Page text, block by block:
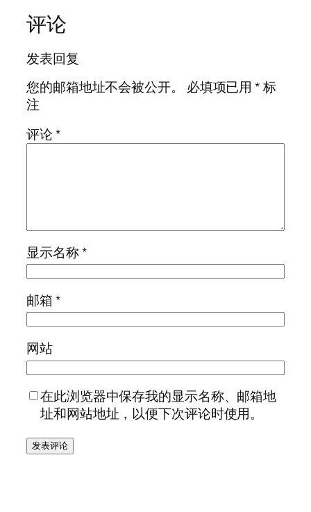
评论
发表回复
您的邮箱地址不会被公开。
必填项已用*标
注
评论*
显示名称*
邮箱*
网站
在此浏览器中保存我的显示名称、邮箱地
址和网站地址，以便下次评论时使用。